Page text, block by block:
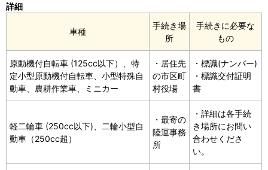
詳細
車種
手続き場
所
手続きに必要な
もの
原動機付自転車 (125cc以下）、特
定小型原動機付自転車、小型特殊自
動車、農耕作業車、ミニカー
・居住先
の市区町
村役場
・標識(ナンバー)
・標識交付証明
書
軽二輪車 (250cc以下)、二輪小型自
動車（250cc超）
・最寄の
陸運事務
所
・詳細は各手続
き場所にお問い
合わせくださ
い。